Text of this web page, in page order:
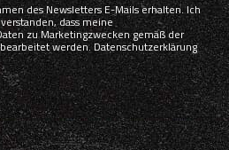
des Newsletters E-Mails erhalten. Ich
dass meine
zu Marketingzwecken gemäß der
werden.Datenschutzerklärung